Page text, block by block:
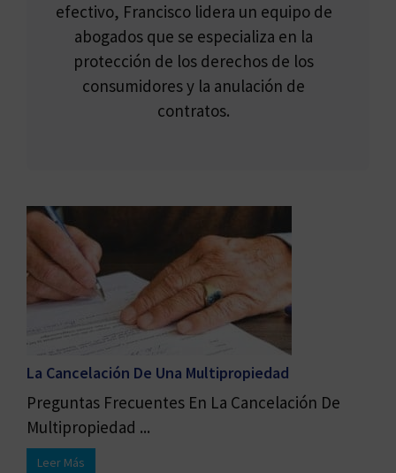
efectivo, Francisco lidera un equipo de
abogados que se especializa en la
protección de los derechos de los
consumidores y la anulación de
contratos.
La Cancelación De Una Multipropiedad
Preguntas Frecuentes En La Cancelación De
Multipropiedad ...
Leer Más